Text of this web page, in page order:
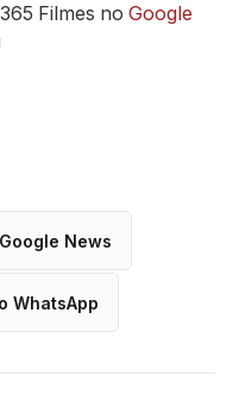
Filmes no Google
News
WhatsApp